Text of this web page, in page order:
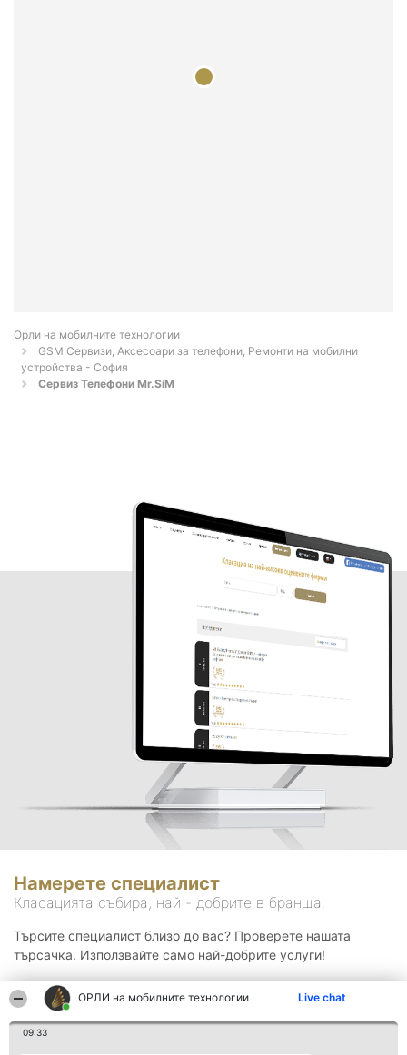
ОРЛИ на мобилните технологии Live chat
09:33
Орли на мобилните технологии
GSM Сервизи, Аксесоари за телефони, Ремонти на мобилни
устройства - София
Сервиз Телефони Mr.SiM
Намерете специалист
Класацията събира, най - добрите в бранша.
Търсите специалист близо до вас? Проверете нашата
търсачка. Използвайте само най-добрите услуги!